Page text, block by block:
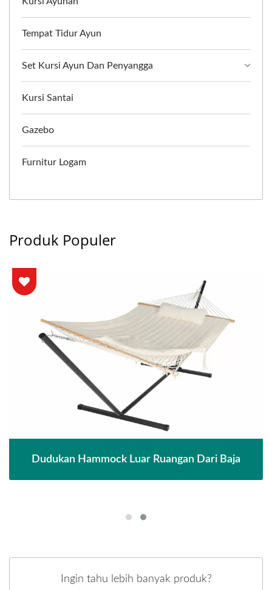
Tempat Tidur Ayun
Set Kursi Ayun Dan Penyangga
Kursi Santai
Gazebo
Furnitur Logam
Produk Populer
Dudukan Hammock Luar Ruangan Dari Baja
Ingin tahu lebih banyak produk?